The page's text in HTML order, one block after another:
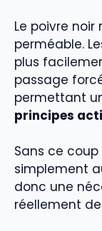
Le poivre
perméable.
plus
passage
permettant
principes
Sans ce
simplement
donc une
réellement